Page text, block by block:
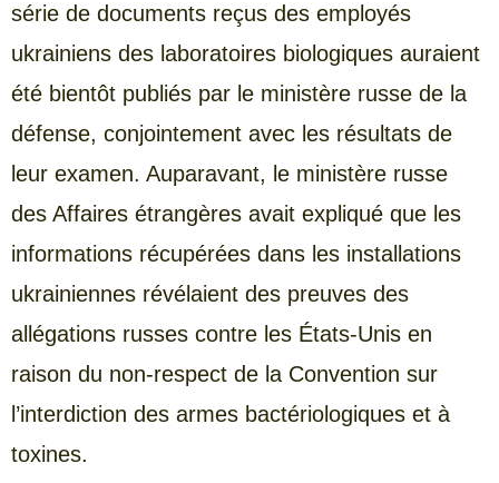
série de documents reçus des employés
ukrainiens des laboratoires biologiques auraient
été bientôt publiés par le ministère russe de la
défense, conjointement avec les résultats de
leur examen. Auparavant, le ministère russe
des Affaires étrangères avait expliqué que les
informations récupérées dans les installations
ukrainiennes révélaient des preuves des
allégations russes contre les États-Unis en
raison du non-respect de la Convention sur
l’interdiction des armes bactériologiques et à
toxines.